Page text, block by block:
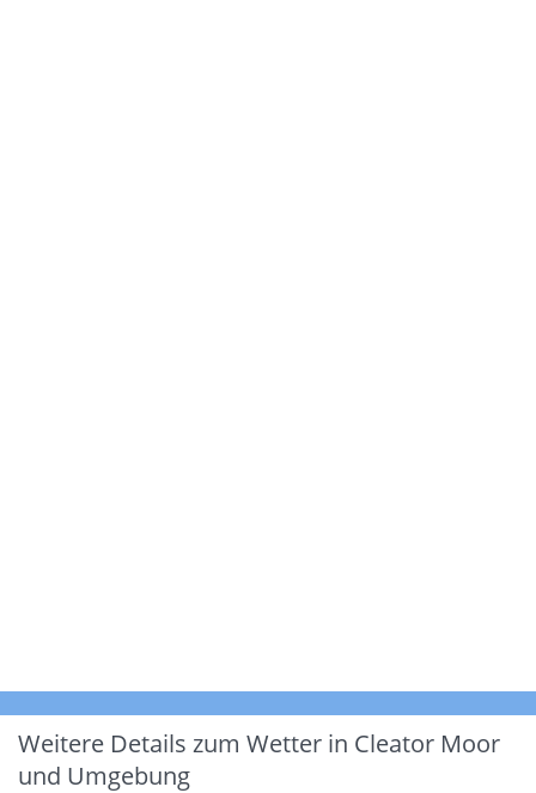
Weitere Details zum Wetter in Cleator Moor
und Umgebung